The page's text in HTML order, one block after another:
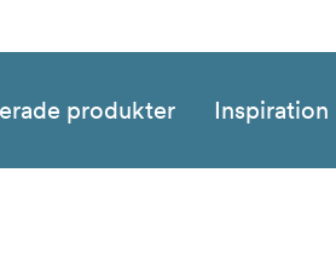
produkter Inspiration